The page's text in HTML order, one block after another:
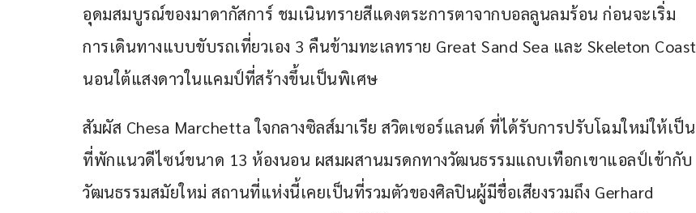
อุดมสมบูรณ์ของมาดากัสการ์ ชมเนินทรายสีแดงตระการตาจากบอลลูนลมร้อน ก่อนจะเริ่ม
การเดินทางแบบขับรถเที่ยวเอง 3 คืนข้ามทะเลทราย Great Sand Sea และ Skeleton Coast
นอนใต้แสงดาวในแคมป์ที่สร้างขึ้นเป็นพิเศษ
สัมผัส Chesa Marchetta ใจกลางซิลส์มาเรีย สวิตเซอร์แลนด์ ที่ได้รับการปรับโฉมใหม่ให้เป็น
ที่พักแนวดีไซน์ขนาด 13 ห้องนอน ผสมผสานมรดกทางวัฒนธรรมแถบเทือกเขาแอลป์เข้ากับ
วัฒนธรรมสมัยใหม่ สถานที่แห่งนี้เคยเป็นที่รวมตัวของศิลปินผู้มีชื่อเสียงรวมถึง Gerhard